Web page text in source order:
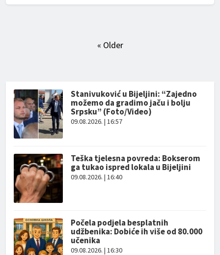
« Older
Stanivuković u Bijeljini: “Zajedno
možemo da gradimo jaču i bolju
Srpsku” (Foto/Video)
09.08.2026. | 16:57
Teška tjelesna povreda: Bokserom
ga tukao ispred lokala u Bijeljini
09.08.2026. | 16:40
Počela podjela besplatnih
udžbenika: Dobiće ih više od 80.000
učenika
09.08.2026. | 16:30